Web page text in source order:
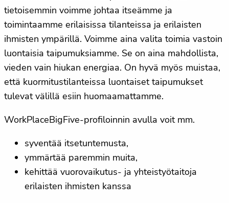
tietoisemmin voimme johtaa itseämme ja
toimintaamme erilaisissa tilanteissa ja erilaisten
ihmisten ympärillä. Voimme aina valita toimia vastoin
luontaisia taipumuksiamme. Se on aina mahdollista,
vieden vain hiukan energiaa. On hyvä myös muistaa,
että kuormitustilanteissa luontaiset taipumukset
tulevat välillä esiin huomaamattamme.
WorkPlaceBigFive-profiloinnin avulla voit mm.
syventää itsetuntemusta,
ymmärtää paremmin muita,
kehittää vuorovaikutus- ja yhteistyötaitoja
erilaisten ihmisten kanssa